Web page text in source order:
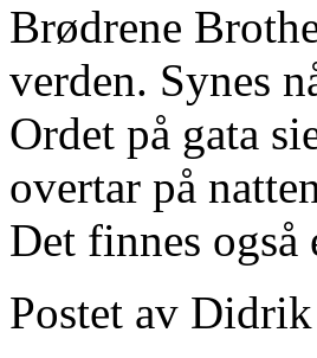
Brødrene
verden. Synes
Ordet på gata
overtar på
Det finnes også
Postet av Didrik